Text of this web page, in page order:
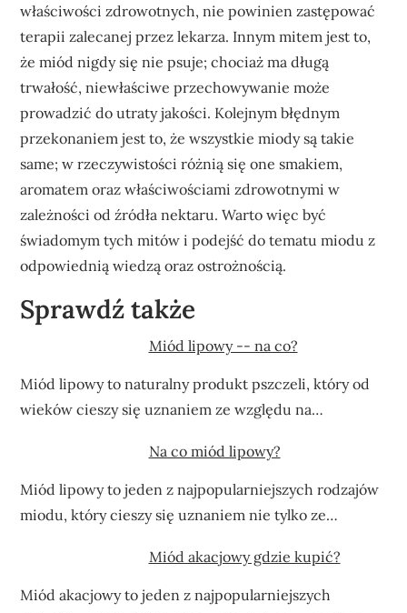
właściwości zdrowotnych, nie powinien zastępować
terapii zalecanej przez lekarza. Innym mitem jest to,
że miód nigdy się nie psuje; chociaż ma długą
trwałość, niewłaściwe przechowywanie może
prowadzić do utraty jakości. Kolejnym błędnym
przekonaniem jest to, że wszystkie miody są takie
same; w rzeczywistości różnią się one smakiem,
aromatem oraz właściwościami zdrowotnymi w
zależności od źródła nektaru. Warto więc być
świadomym tych mitów i podejść do tematu miodu z
odpowiednią wiedzą oraz ostrożnością.
Sprawdź także
Miód lipowy -- na co?
Miód lipowy to naturalny produkt pszczeli, który od
wieków cieszy się uznaniem ze względu na…
Na co miód lipowy?
Miód lipowy to jeden z najpopularniejszych rodzajów
miodu, który cieszy się uznaniem nie tylko ze…
Miód akacjowy gdzie kupić?
Miód akacjowy to jeden z najpopularniejszych